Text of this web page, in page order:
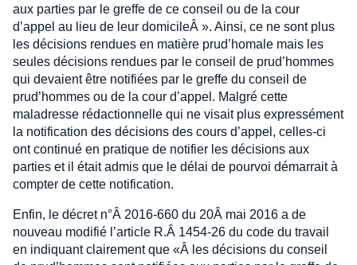
aux parties par le greffe de ce conseil ou de la cour
d’appel au lieu de leur domicileÂ ». Ainsi, ce ne sont plus
les décisions rendues en matière prud’homale mais les
seules décisions rendues par le conseil de prud’hommes
qui devaient être notifiées par le greffe du conseil de
prud’hommes ou de la cour d’appel. Malgré cette
maladresse rédactionnelle qui ne visait plus expressément
la notification des décisions des cours d’appel, celles-ci
ont continué en pratique de notifier les décisions aux
parties et il était admis que le délai de pourvoi démarrait à
compter de cette notification.
Enfin, le décret n°Â 2016-660 du 20Â mai 2016 a de
nouveau modifié l’article R.Â 1454-26 du code du travail
en indiquant clairement que «Â les décisions du conseil